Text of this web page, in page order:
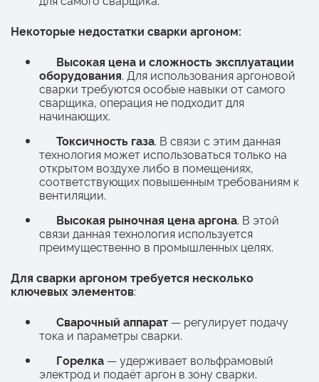
Некоторые недостатки сварки аргоном:
Высокая цена и сложность эксплуатации
оборудования. Для использования аргоновой
сварки требуются особые навыки от самого
сварщика, операция не подходит для
начинающих.
Токсичность газа. В связи с этим данная
технология может использоваться только на
открытом воздухе либо в помещениях,
соответствующих повышенным требованиям к
вентиляции.
Высокая рыночная цена аргона. В этой
связи данная технология используется
преимущественно в промышленных целях.
Для сварки аргоном требуется несколько
ключевых элементов:
Сварочный аппарат — регулирует подачу
тока и параметры сварки.
Горелка — удерживает вольфрамовый
электрод и подаёт аргон в зону сварки.